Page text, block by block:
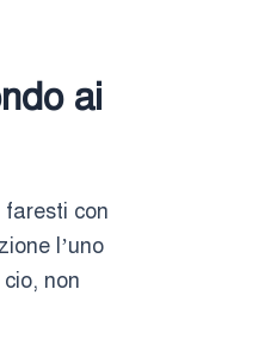
ai
con
l’uno
non